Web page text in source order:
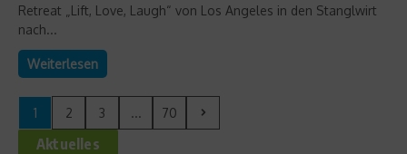
Retreat „Lift, Love, Laugh“ von Los Angeles in den Stanglwirt
nach...
Weiterlesen
1 2 3 ... 70
Aktuelles